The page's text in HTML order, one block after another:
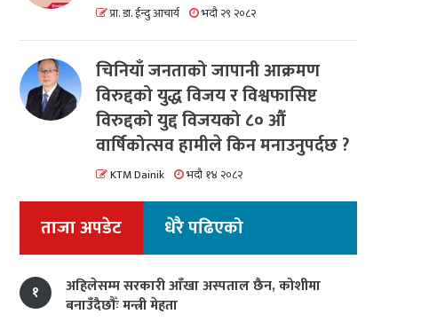
प्रा. डा. ईन्दु आचार्य भदौ २९ २०८२
चिनियाँ जनताको जापानी आक्रमण
विरुद्दको युद्ध विजय र विश्वफासिष्ट
विरुद्दको युद्द विजयको ८० औं
वार्षिकोत्सव हामीले किन मनाउनुपर्दछ ?
KTM Dainik भदौ १४ २०८२
ताजा अपडेट धेरै पढिएको
१
अहिलेसम्म सरकारी आँखा अस्पताल छैन, कोशीमा
बनाउँदैछौँः मन्त्री मेहता